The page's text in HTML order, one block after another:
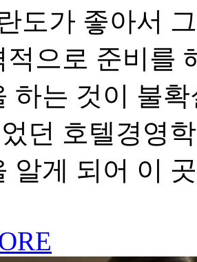
도가 좋아서
적으로 준비를
하는 것이 불
던 호텔경영
알게 되어 이